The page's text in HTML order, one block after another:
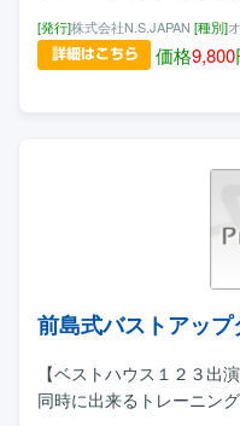
[発行]株式会社N.S.JAPAN [種別]
価格9,800
前島式バストアッ
【ベストハウス１２３出
同時に出来るトレーニング